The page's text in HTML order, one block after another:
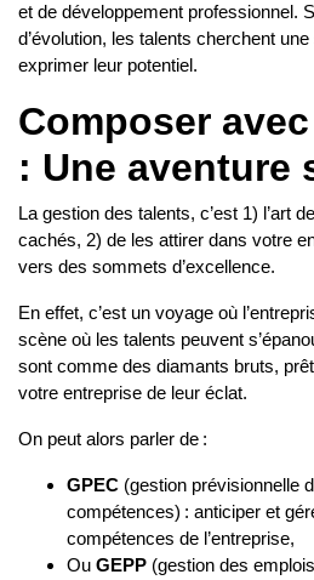
et de développement professionnel.
d’évolution, les talents cherchent
exprimer leur potentiel.
Composer
: Une aventure
La gestion des talents, c’est 1) l’art
cachés, 2) de les attirer dans votre
vers des sommets d’excellence.
En effet, c’est un voyage où
scène où les talents peuvent
sont comme des diamants bruts,
votre entreprise de leur éclat.
On peut alors parler de :
GPEC (gestion prévisionnelle
compétences) : anticiper et
compétences de l’entreprise,
Ou GEPP (gestion des